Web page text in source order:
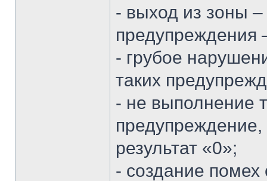
- выход из зоны
предупреждения
- грубое
таких
- не выполнение
результат «0»;
- создание помех